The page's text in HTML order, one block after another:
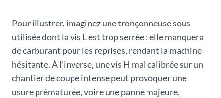
Pour illustrer, imaginez une tronçonneuse sous-
utilisée dont la vis L est trop serrée : elle manquera
de carburant pour les reprises, rendant la machine
hésitante. À l’inverse, une vis H mal calibrée sur un
chantier de coupe intense peut provoquer une
usure prématurée, voire une panne majeure,